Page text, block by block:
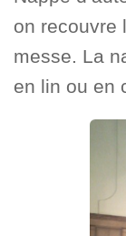
on recouvre
messe. La
en lin ou en